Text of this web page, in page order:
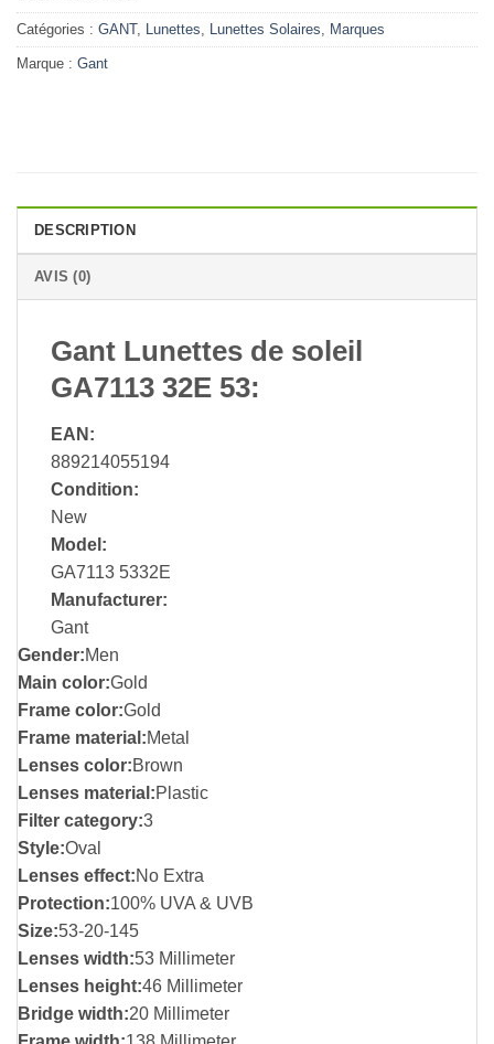
Catégories : GANT, Lunettes, Lunettes Solaires, Marques
Marque : Gant
DESCRIPTION
AVIS (0)
Gant Lunettes de soleil
GA7113 32E 53:
EAN:
889214055194
Condition:
New
Model:
GA7113 5332E
Manufacturer:
Gant
Gender:Men
Main color:Gold
Frame color:Gold
Frame material:Metal
Lenses color:Brown
Lenses material:Plastic
Filter category:3
Style:Oval
Lenses effect:No Extra
Protection:100% UVA & UVB
Size:53-20-145
Lenses width:53 Millimeter
Lenses height:46 Millimeter
Bridge width:20 Millimeter